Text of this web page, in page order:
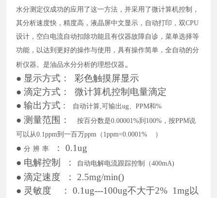
水分测定仪成功的应用了这一方法，并采用了微计算机控制，
其分析速度快，精度高，液晶屏中文显示，自动打印，双CPU
设计，空白电流自动扣除功能且有仪器故障自诊，菜单选择等
功能，以达到更好的操作与使用，具有操作简单，全自动的分
析仪器。是油品水分分析的理想仪器 。
● 显示方式：
彩色触摸屏显示
● 滴定方式：
微计算机控制电量滴定
● 输出方式 : 自动计算 ,可输出ug、PPM和%
● 测量范围： 按百分数是0.00001%到100%，按PPM说
可以从0.1ppm到一百万ppm （ 1ppm=0.0001% ）
● 分 辨 率 ：
0.1ug
● 电解控制 ： 自动电解电流跟踪控制（400mA)
● 滴定速度 ：
2.5mg/min()
● 灵敏度 ： 0.1ug---100ug不大于2% 1mg以